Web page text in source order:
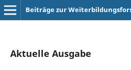
Beiträge zur
Aktuelle Ausgabe